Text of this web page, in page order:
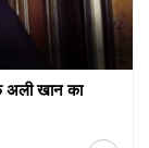
अली खान का